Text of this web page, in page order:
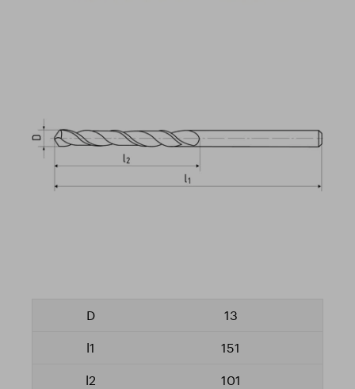
13
151
101